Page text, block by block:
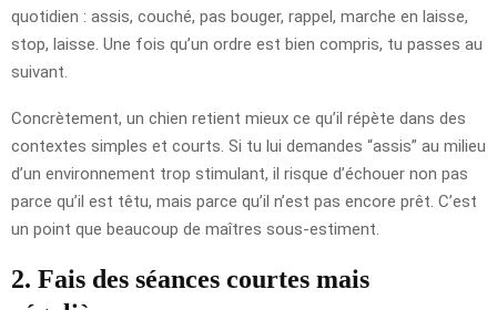
quotidien : assis, couché, pas bouger, rappel, marche en laisse,
stop, laisse. Une fois qu’un ordre est bien compris, tu passes au
suivant.
Concrètement, un chien retient mieux ce qu’il répète dans des
contextes simples et courts. Si tu lui demandes “assis” au milieu
d’un environnement trop stimulant, il risque d’échouer non pas
parce qu’il est têtu, mais parce qu’il n’est pas encore prêt. C’est
un point que beaucoup de maîtres sous-estiment.
2. Fais des séances courtes mais